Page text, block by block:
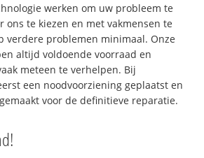
werken om uw probleem te
ons te kiezen en met vakmensen te
verdere problemen minimaal. Onze
altijd voldoende voorraad en
meteen te verhelpen. Bij
een noodvoorziening geplaatst en
voor de definitieve reparatie.